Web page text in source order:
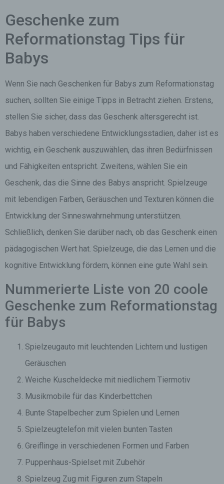
Geschenke zum
Reformationstag Tips für
Babys
Wenn Sie nach Geschenken für Babys zum Reformationstag
suchen, sollten Sie einige Tipps in Betracht ziehen. Erstens,
stellen Sie sicher, dass das Geschenk altersgerecht ist.
Babys haben verschiedene Entwicklungsstadien, daher ist es
wichtig, ein Geschenk auszuwählen, das ihren Bedürfnissen
und Fähigkeiten entspricht. Zweitens, wählen Sie ein
Geschenk, das die Sinne des Babys anspricht. Spielzeuge
mit lebendigen Farben, Geräuschen und Texturen können die
Entwicklung der Sinneswahrnehmung unterstützen.
Schließlich, denken Sie darüber nach, ob das Geschenk einen
pädagogischen Wert hat. Spielzeuge, die das Lernen und die
kognitive Entwicklung fördern, können eine gute Wahl sein.
Nummerierte Liste von 20 coole
Geschenke zum Reformationstag
für Babys
Spielzeugauto mit leuchtenden Lichtern und lustigen
Geräuschen
Weiche Kuscheldecke mit niedlichem Tiermotiv
Musikmobile für das Kinderbettchen
Bunte Stapelbecher zum Spielen und Lernen
Spielzeugtelefon mit vielen bunten Tasten
Greiflinge in verschiedenen Formen und Farben
Puppenhaus-Spielset mit Zubehör
Spielzeug Zug mit Figuren zum Stapeln